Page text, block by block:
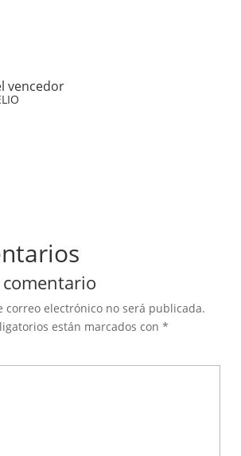
vencedor
correo electrónico no será publicada.
están marcados con *